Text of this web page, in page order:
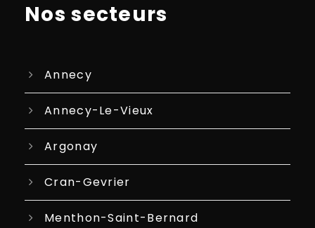
Nos secteurs
Annecy
Annecy-Le-Vieux
Argonay
Cran-Gevrier
Menthon-Saint-Bernard